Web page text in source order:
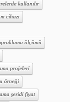
kullanılır
cihazı
ölçümü
projeleri
örneği
şeridi fiyat